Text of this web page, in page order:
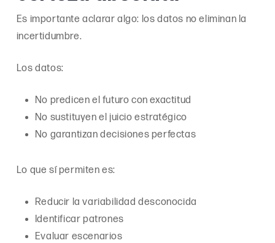
Es importante aclarar algo: los datos no eliminan la
incertidumbre.
Los datos:
No predicen el futuro con exactitud
No sustituyen el juicio estratégico
No garantizan decisiones perfectas
Lo que sí permiten es:
Reducir la variabilidad desconocida
Identificar patrones
Evaluar escenarios